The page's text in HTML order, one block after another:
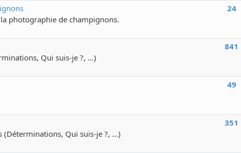
photographie de champignons.
24
Qui suis-je ?, ...)
841
49
Qui suis-je ?, ...)
351